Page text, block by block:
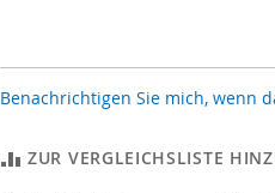
Benachrichtigen Sie mich, wenn
ZUR VERGLEICHSLISTE